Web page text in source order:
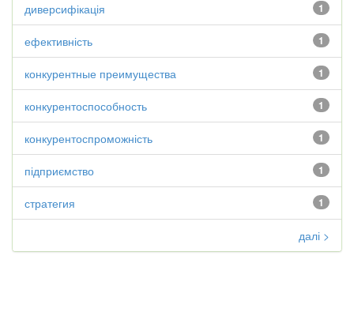
1
диверсифікація
1
ефективність
1
конкурентные преимущества
1
конкурентоспособность
1
конкурентоспроможність
1
підприємство
1
стратегия
далі >